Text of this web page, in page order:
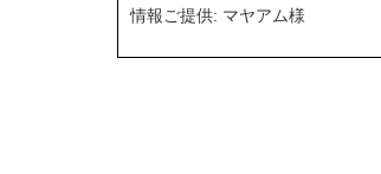
情報ご提供: マヤアム様